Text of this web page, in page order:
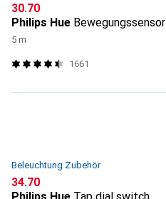
CHF
30.70
Philips Hue Bewegungssensor
5 m
1661
Beleuchtung Zubehör
CHF
34.70
Philips Hue Tap dial switch